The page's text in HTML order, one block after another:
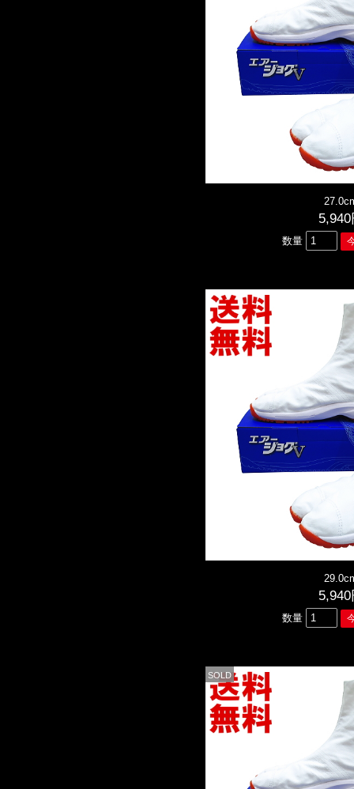
5,940
数量
5,940
数量
SOLD